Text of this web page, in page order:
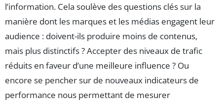
l’information. Cela soulève des questions clés sur la
manière dont les marques et les médias engagent leur
audience : doivent-ils produire moins de contenus,
mais plus distinctifs ? Accepter des niveaux de trafic
réduits en faveur d’une meilleure influence ? Ou
encore se pencher sur de nouveaux indicateurs de
performance nous permettant de mesurer